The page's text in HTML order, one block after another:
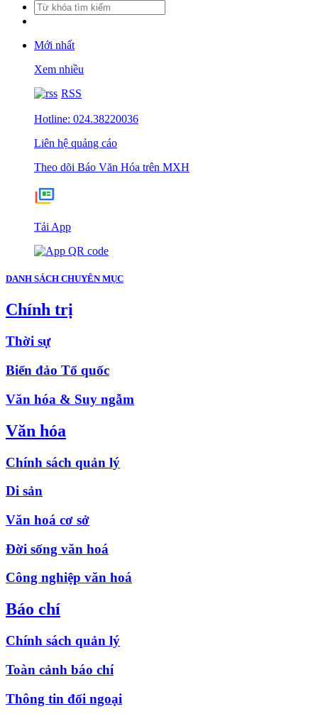
Mới nhất
Xem nhiều
RSS
Hotline: 024.38220036
Liên hệ quảng cáo
Theo dõi Báo Văn Hóa trên MXH
Tải App
DANH SÁCH CHUYÊN MỤC
Chính trị
Thời sự
Biển đảo Tổ quốc
Văn hóa & Suy ngẫm
Văn hóa
Chính sách quản lý
Di sản
Văn hoá cơ sở
Đời sống văn hoá
Công nghiệp văn hoá
Báo chí
Chính sách quản lý
Toàn cảnh báo chí
Thông tin đối ngoại